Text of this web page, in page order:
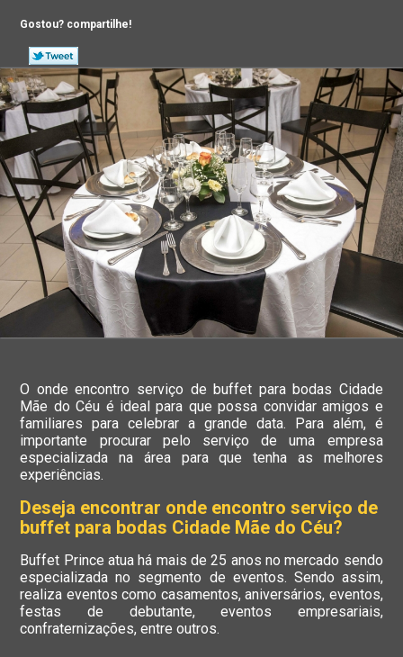
Gostou? compartilhe!
O onde encontro serviço de buffet para bodas Cidade
Mãe do Céu é ideal para que possa convidar amigos e
familiares para celebrar a grande data. Para além, é
importante procurar pelo serviço de uma empresa
especializada na área para que tenha as melhores
experiências.
Deseja encontrar onde encontro serviço de
buffet para bodas Cidade Mãe do Céu?
Buffet Prince atua há mais de 25 anos no mercado sendo
especializada no segmento de eventos. Sendo assim,
realiza eventos como casamentos, aniversários, eventos,
festas de debutante, eventos empresariais,
confraternizações, entre outros.